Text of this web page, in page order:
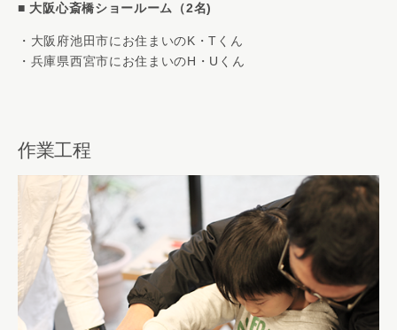
■ 大阪心斎橋ショールーム（2名)
・大阪府池田市にお住まいのK・Tくん
・兵庫県西宮市にお住まいのH・Uくん
作業工程